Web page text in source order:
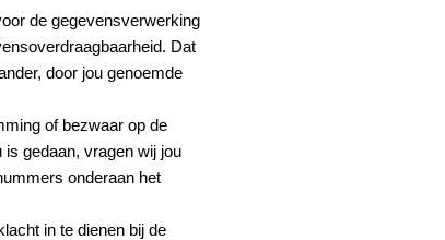
de gegevensverwerking
Dat
door jou genoemde
of bezwaar op de
gedaan, vragen wij jou
onderaan het
in te dienen bij de